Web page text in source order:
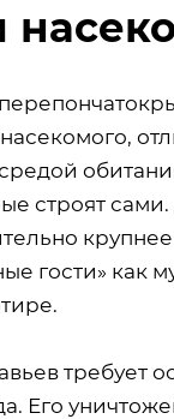
строят
гости» как
требует
Его